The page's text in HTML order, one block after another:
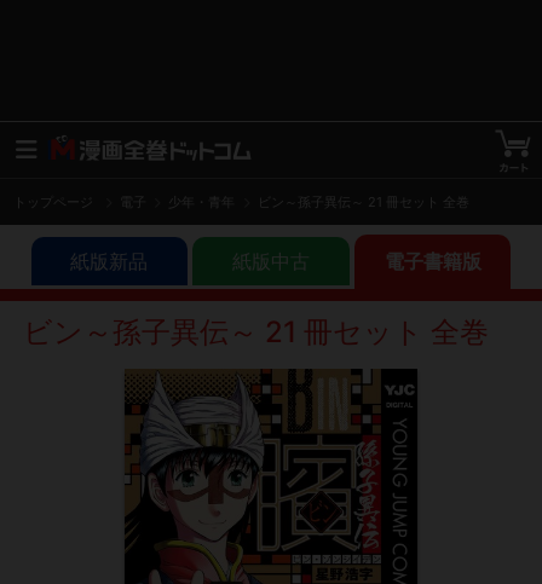
トップページ 少年・青年 ビン～孫子異伝～ 21 冊セット 全巻
紙版新品 紙版中古 電子書籍版
ビン～孫子異伝～ 21 冊セット 全巻